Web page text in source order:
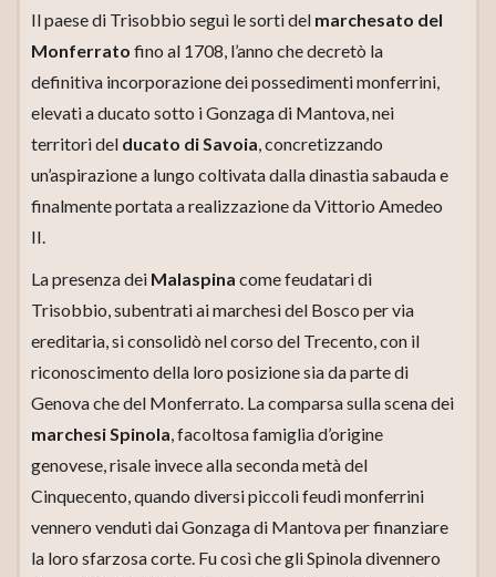
Il paese di Trisobbio seguì le sorti del marchesato del
Monferrato fino al 1708, l’anno che decretò la
definitiva incorporazione dei possedimenti monferrini,
elevati a ducato sotto i Gonzaga di Mantova, nei
territori del ducato di Savoia, concretizzando
un’aspirazione a lungo coltivata dalla dinastia sabauda e
finalmente portata a realizzazione da Vittorio Amedeo
II.
La presenza dei Malaspina come feudatari di
Trisobbio, subentrati ai marchesi del Bosco per via
ereditaria, si consolidò nel corso del Trecento, con il
riconoscimento della loro posizione sia da parte di
Genova che del Monferrato. La comparsa sulla scena dei
marchesi Spinola, facoltosa famiglia d’origine
genovese, risale invece alla seconda metà del
Cinquecento, quando diversi piccoli feudi monferrini
vennero venduti dai Gonzaga di Mantova per finanziare
la loro sfarzosa corte. Fu così che gli Spinola divennero